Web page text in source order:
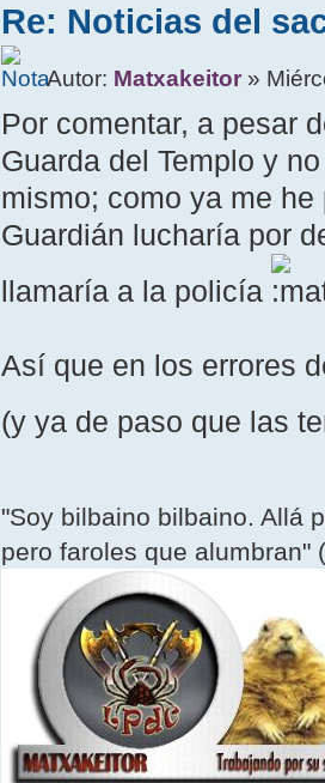
Re: Noticias del
Autor: Matxakeitor »
Por comentar, a pesar
Guarda del Templo y
mismo; como ya me
Guardián lucharía por
llamaría a la policía
Así que en los errores
(y ya de paso que las
"Soy bilbaino bilbaino. Allá
pero faroles que alumbran"